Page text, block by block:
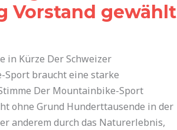
Vorstand gewählt
in Kürze Der Schweizer
Sport braucht eine starke
Der Mountainbike-Sport
ohne Grund Hunderttausende in der
anderem durch das Naturerlebnis,